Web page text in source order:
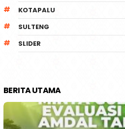
KOTAPALU
SULTENG
SLIDER
BERITA UTAMA